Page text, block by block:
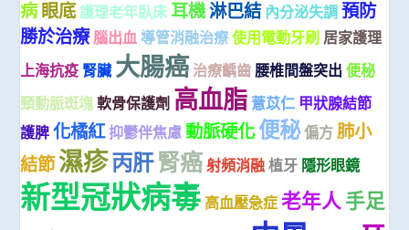
病眼底護理老年臥床 耳機淋巴結 內分泌失調 預防
勝於治療 腦出血 導管消融治療 使用電動牙刷 居家護理
上海抗疫 腎臟 大腸癌 治療齲齒 腰椎間盤突出 便秘
頸動脈斑塊 軟骨保護劑 高血脂 薏苡仁 甲狀腺結節
護脾 化橘紅 抑鬱伴焦慮 動脈硬化便秘偏方 肺小
結節濕疹丙肝腎癌 射頻消融 植牙 隱形眼鏡
新型冠狀病毒 高血壓急症 老年人手足